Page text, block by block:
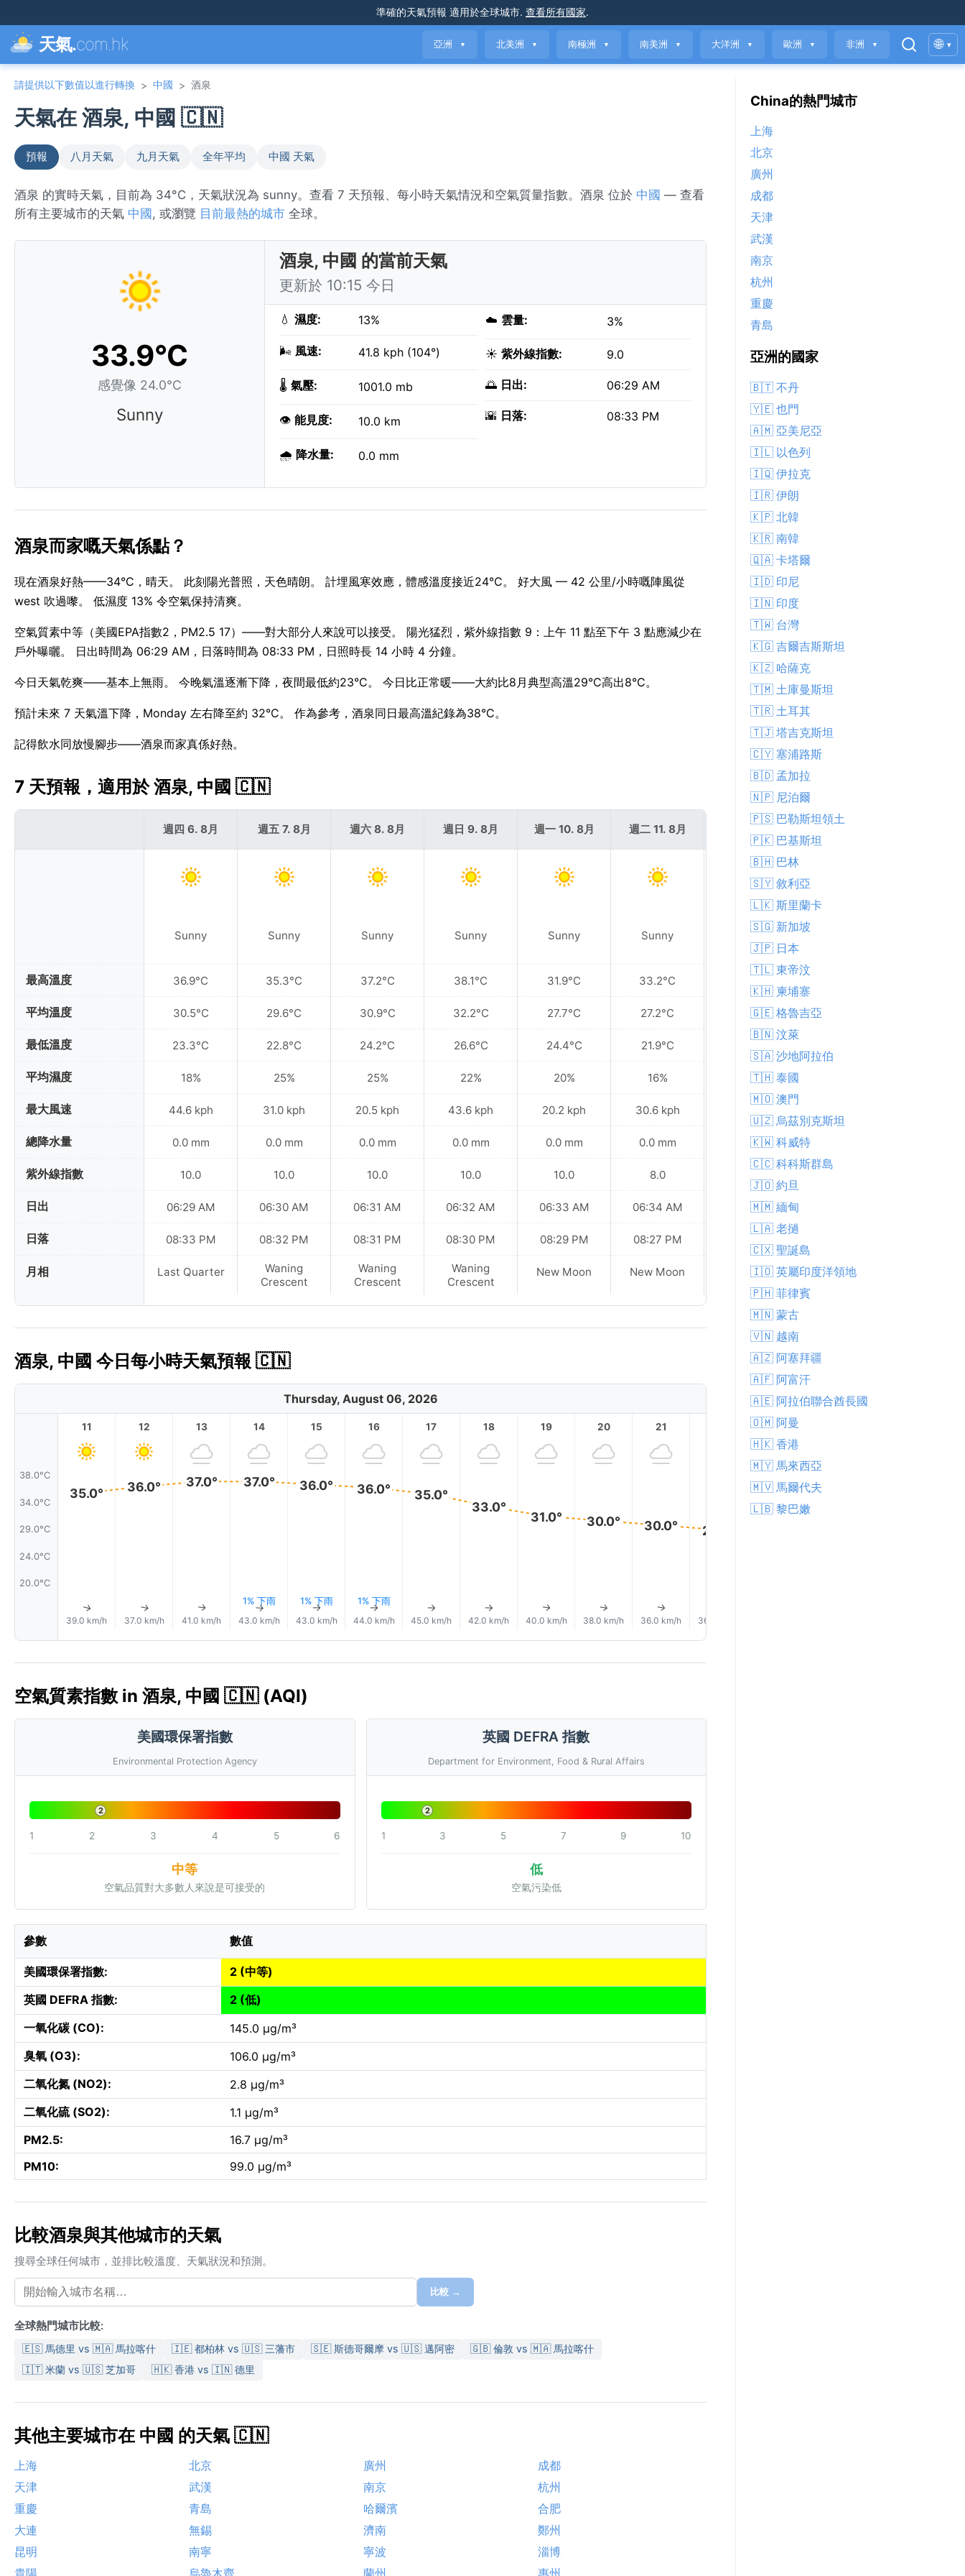
準確的天氣預報 適用於全球城市. 查看所有國家.
天氣.com.hk 亞洲 ▼ 北美洲 ▼ 南極洲 ▼ 南美洲 ▼ 大洋洲 ▼ 歐洲 ▼ 非洲 ▼ 🌐 ▾
請提供以下數值以進行轉換 > 中國 > 酒泉
天氣在 酒泉, 中國 🇨🇳
預報 八月天氣 九月天氣 全年平均 中國 天氣
酒泉 的實時天氣，目前為 34°C，天氣狀況為 sunny。查看 7 天預報、每小時天氣情況和空氣質量指數。酒泉 位於 中國 — 查看
所有主要城市的天氣 中國 , 或瀏覽 目前最熱的城市 全球。
33.9°C
感覺像 24.0°C
Sunny
酒泉, 中國 的當前天氣
更新於 10:15 今日
💧 濕度: 13%
🌬️ 風速: 41.8 kph (104°)
🌡️ 氣壓: 1001.0 mb
👁️ 能見度: 10.0 km
🌧️ 降水量: 0.0 mm
☁️ 雲量: 3%
☀️ 紫外線指數: 9.0
🌅 日出: 06:29 AM
🌇 日落: 08:33 PM
酒泉而家嘅天氣係點？
現在酒泉好熱——34°C，晴天。 此刻陽光普照，天色晴朗。 計埋風寒效應，體感溫度接近24°C。 好大風 — 42 公里/小時嘅陣風從
west 吹過嚟。 低濕度 13% 令空氣保持清爽。
空氣質素中等（美國EPA指數2，PM2.5 17）——對大部分人來說可以接受。 陽光猛烈，紫外線指數 9：上午 11 點至下午 3 點應減少在
戶外曝曬。 日出時間為 06:29 AM，日落時間為 08:33 PM，日照時長 14 小時 4 分鐘。
今日天氣乾爽——基本上無雨。 今晚氣溫逐漸下降，夜間最低約23°C。 今日比正常暖——大約比8月典型高溫29°C高出8°C。
預計未來 7 天氣溫下降，Monday 左右降至約 32°C。 作為參考，酒泉同日最高溫紀錄為38°C。
記得飲水同放慢腳步——酒泉而家真係好熱。
7 天預報，適用於 酒泉, 中國 🇨🇳
最高溫度
平均溫度
最低溫度
平均濕度
最大風速
總降水量
紫外線指數
日出
日落
月相
週四 6. 8月
Sunny
36.9°C
30.5°C
23.3°C
18%
44.6 kph
0.0 mm
10.0
06:29 AM
08:33 PM
Last Quarter
週五 7. 8月
Sunny
35.3°C
29.6°C
22.8°C
25%
31.0 kph
0.0 mm
10.0
06:30 AM
08:32 PM
Waning
Crescent
週六 8. 8月
Sunny
37.2°C
30.9°C
24.2°C
25%
20.5 kph
0.0 mm
10.0
06:31 AM
08:31 PM
Waning
Crescent
週日 9. 8月
Sunny
38.1°C
32.2°C
26.6°C
22%
43.6 kph
0.0 mm
10.0
06:32 AM
08:30 PM
Waning
Crescent
週一 10. 8月
Sunny
31.9°C
27.7°C
24.4°C
20%
20.2 kph
0.0 mm
10.0
06:33 AM
08:29 PM
New Moon
週二 11. 8月
Sunny
33.2°C
27.2°C
21.9°C
16%
30.6 kph
0.0 mm
8.0
06:34 AM
08:27 PM
New Moon
週三 12. 8月
Sunny
27.7°C
17%
0.0 mm
06:35 AM
New Moon
酒泉, 中國 今日每小時天氣預報 🇨🇳
Thursday, August 06, 2026
38.0°C
34.0°C
29.0°C
24.0°C
20.0°C
11
35.0°
↑
39.0 km/h
12
36.0°
↑
37.0 km/h
13
37.0°
↑
41.0 km/h
14
37.0°
1% 下雨
↑
43.0 km/h
15
36.0°
1% 下雨
↑
43.0 km/h
16
36.0°
1% 下雨
↑
44.0 km/h
17
35.0°
↑
45.0 km/h
18
33.0°
↑
42.0 km/h
19
31.0°
↑
40.0 km/h
20
30.0°
↑
38.0 km/h
21
30.0°
↑
36.0 km/h
29.0°
36.0 km/h
23
空氣質素指數 in 酒泉, 中國 🇨🇳 (AQI)
美國環保署指數
Environmental Protection Agency
2
1 2 3 4 5 6
中等
空氣品質對大多數人來說是可接受的
英國 DEFRA 指數
Department for Environment, Food & Rural Affairs
2
1 3 5 7 9 10
低
空氣污染低
參數 數值
美國環保署指數:
2 (中等)
英國 DEFRA 指數:
2 (低)
一氧化碳 (CO):
145.0 µg/m³
臭氧 (O3):
106.0 µg/m³
二氧化氮 (NO2):
2.8 µg/m³
二氧化硫 (SO2):
1.1 µg/m³
PM2.5:
16.7 µg/m³
PM10:
99.0 µg/m³
比較酒泉與其他城市的天氣
搜尋全球任何城市，並排比較溫度、天氣狀況和預測。
比較 →
全球熱門城市比較:
🇪🇸 馬德里 vs 🇲🇦 馬拉喀什 🇮🇪 都柏林 vs 🇺🇸 三藩市 🇸🇪 斯德哥爾摩 vs 🇺🇸 邁阿密
🇬🇧 倫敦 vs 🇲🇦 馬拉喀什
🇮🇹 米蘭 vs 🇺🇸 芝加哥
🇭🇰 香港 vs 🇮🇳 德里
其他主要城市在 中國 的天氣 🇨🇳
上海 北京 廣州
成都
天津
武漢 南京
杭州
重慶
青島 哈爾濱
合肥
大連
無錫 濟南
鄭州
昆明
南寧 寧波
淄博
China的熱門城市
上海
北京
廣州
成都
天津
武漢
南京
杭州
重慶
青島
亞洲的國家
🇧🇹 不丹
🇾🇪 也門
🇦🇲 亞美尼亞
🇮🇱 以色列
🇮🇶 伊拉克
🇮🇷 伊朗
🇰🇵 北韓
🇰🇷 南韓
🇶🇦 卡塔爾
🇮🇩 印尼
🇮🇳 印度
🇹🇼 台灣
🇰🇬 吉爾吉斯斯坦
🇰🇿 哈薩克
🇹🇲 土庫曼斯坦
🇹🇷 土耳其
🇹🇯 塔吉克斯坦
🇨🇾 塞浦路斯
🇧🇩 孟加拉
🇳🇵 尼泊爾
🇵🇸 巴勒斯坦領土
🇵🇰 巴基斯坦
🇧🇭 巴林
🇸🇾 敘利亞
🇱🇰 斯里蘭卡
🇸🇬 新加坡
🇯🇵 日本
🇹🇱 東帝汶
🇰🇭 柬埔寨
🇬🇪 格魯吉亞
🇧🇳 汶萊
🇸🇦 沙地阿拉伯
🇹🇭 泰國
🇲🇴 澳門
🇺🇿 烏茲別克斯坦
🇰🇼 科威特
🇨🇨 科科斯群島
🇯🇴 約旦
🇲🇲 緬甸
🇱🇦 老撾
🇨🇽 聖誕島
🇮🇴 英屬印度洋領地
🇵🇭 菲律賓
🇲🇳 蒙古
🇻🇳 越南
🇦🇿 阿塞拜疆
🇦🇫 阿富汗
🇦🇪 阿拉伯聯合酋長國
🇴🇲 阿曼
🇭🇰 香港
🇲🇾 馬來西亞
🇲🇻 馬爾代夫
🇱🇧 黎巴嫩